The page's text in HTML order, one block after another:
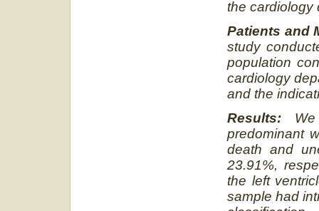
the cardiology
Patients and
study
population
cardiology
and the
Results:
predominant
death and
23.91%,
the left
sample had